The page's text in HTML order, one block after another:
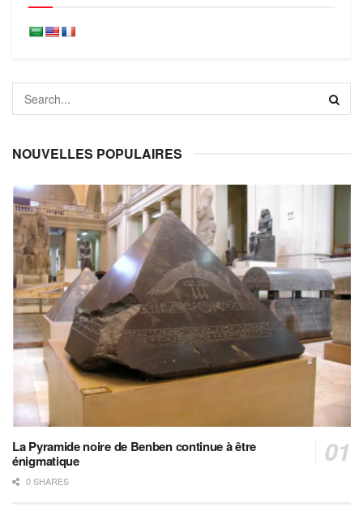
NOUVELLES POPULAIRES
La Pyramide noire de Benben continue à être
énigmatique
0 SHARES